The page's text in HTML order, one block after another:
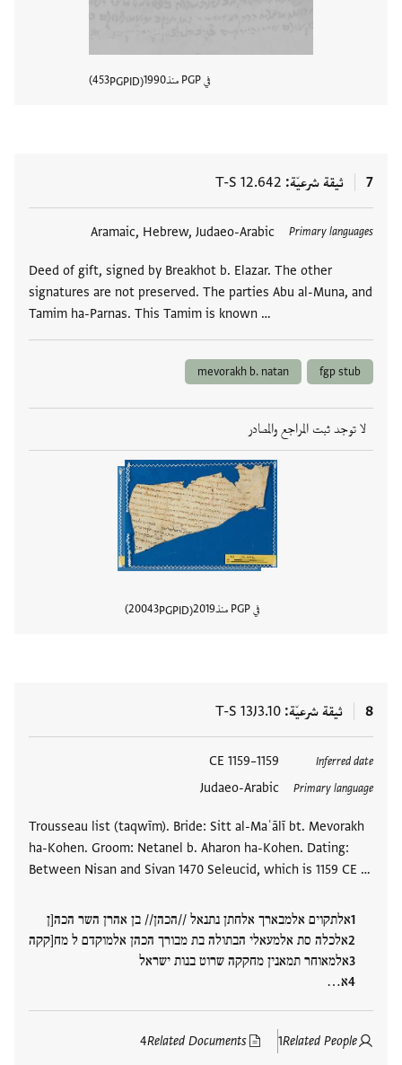
في PGP منذ 1990
PGPID
453
7 ثيقة شرعيّة T-S 12.642
Primary languages
Aramaic, Hebrew, Judaeo-Arabic
Deed of gift, signed by Breakhot b. Elazar. The other
signatures are not preserved. The parties Abu al-Muna, and
Tamim ha-Parnas. This Tamim is known …
العلامات
fgp stub
mevorakh b. natan
لا توجد ثبت المراجع والمصادر
في PGP منذ 2019
PGPID
20043
8 ثيقة شرعيّة T-S 13J3.10
Inferred date
1159–1159 CE
Primary language
Judaeo-Arabic
Trousseau list (taqwīm). Bride: Sitt al-Maʿālī bt. Mevorakh
ha-Kohen. Groom: Netanel b. Aharon ha-Kohen. Dating:
Between Nisan and Sivan 1470 Seleucid, which is 1159 CE …
אלתקוים אלמבארך אלחתן נתנאל //הכהן// בן אהרן השר הכה[ן
אלכלה סת אלמעאלי הבתולה בת מבורך הכהן אלמוקדם ל מח[קקה
אלמאוחר תמאנין מחקקה שרוט בנות ישראל
א…
Related People
1
Related Documents
4
العلامات